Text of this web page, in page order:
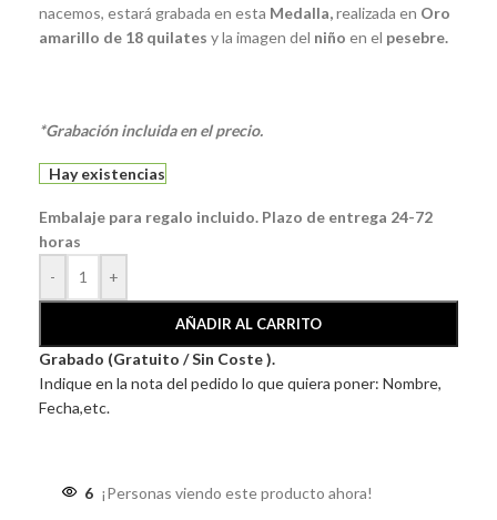
nacemos, estará grabada en esta Medalla,realizada en Oro
amarillo de 18 quilates y la imagen del niño en el pesebre.
*Grabación incluida en el precio.
Hay existencias
Embalaje para regalo incluido. Plazo de entrega 24-72
horas
-
+
AÑADIR AL CARRITO
Grabado (Gratuito / Sin Coste ).
Indique en la nota del pedido lo que quiera poner: Nombre,
Fecha,etc.
6 ¡Personas viendo este producto ahora!